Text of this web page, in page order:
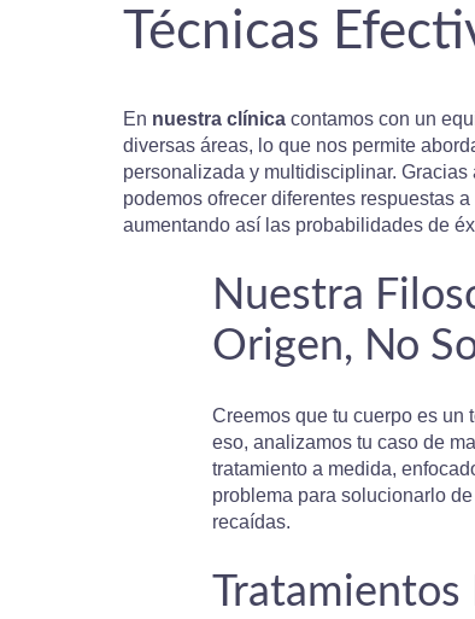
Técnicas
En nuestra clínica contamos con un
diversas áreas, lo que nos permite
personalizada y multidisciplinar. Gracias
podemos ofrecer diferentes respuestas
aumentando así las probabilidades de
Nuestra
Origen, No
Creemos que tu cuerpo es un
eso, analizamos tu caso de
tratamiento a medida,
problema para solucionarlo
recaídas.
Tratamientos